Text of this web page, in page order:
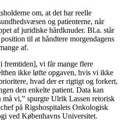
om, at det har reelle
og patienterne, når
af juridiske hårdknuder. Bl.a. står
til at håndtere morgendagens
af.
fremtiden], vi får mange flere
ikke løfte opgaven, hvis vi ikke
hvad der er rigtigt og forkert,
den enkelte patient. Data kan
må vi,” spurgte Ulrik Lassen retorisk
på Rigshospitalets Onkologisk
ved Københavns Universitet.